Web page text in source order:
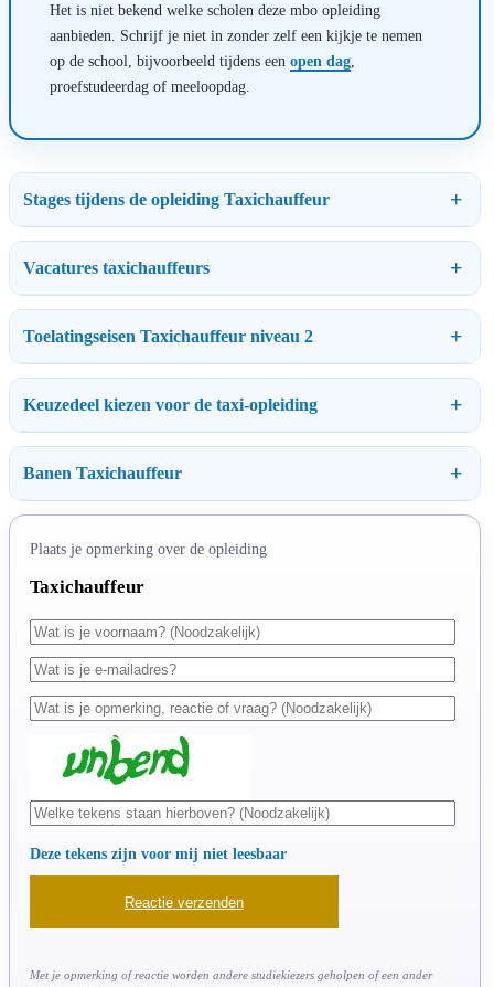
Het is niet bekend welke scholen deze mbo opleiding
aanbieden. Schrijf je niet in zonder zelf een kijkje te nemen
op de school, bijvoorbeeld tijdens een open dag
proefstudeerdag of meeloopdag.
Stages tijdens de opleiding Taxichauffeur
Vacatures taxichauffeurs
Toelatingseisen Taxichauffeur niveau 2
Keuzedeel kiezen voor de taxi-opleiding
Banen Taxichauffeur
Plaats je opmerking over de opleiding
Taxichauffeur
Deze tekens zijn voor mij niet leesbaar
Met je opmerking of reactie worden andere studiekiezers geholpen of een ander